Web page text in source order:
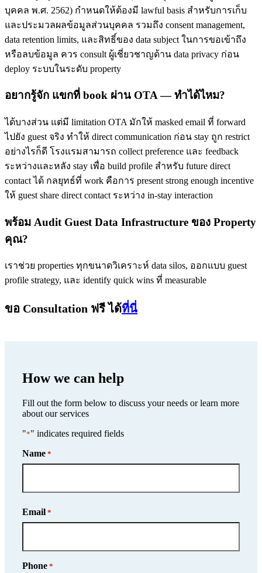
บุคคล พ.ศ. 2562) กำหนดให้ต้องมี lawful basis สำหรับการเก็บ
และประมวลผลข้อมูลส่วนบุคคล รวมถึง consent management,
data retention limits, และสิทธิ์ของ data subject ในการขอเข้าถึง
หรือลบข้อมูล ควร consult ผู้เชี่ยวชาญด้าน data privacy ก่อน
deploy ระบบในระดับ property
อยากรู้จัก แขกที่ book ผ่าน OTA — ทำได้ไหม?
ได้บางส่วน แต่มี limitation OTA มักให้ masked email ที่ forward
ไปยัง guest จริง ทำให้ direct communication ก่อน stay ถูก restrict
อย่างไรก็ดี โรงแรมสามารถ collect preference และ feedback
ระหว่างและหลัง stay เพื่อ build profile สำหรับ future direct
contact ได้ กลยุทธ์ที่ work คือการ present strong enough incentive
ให้ guest share direct contact ระหว่าง in-stay interaction
พร้อม Audit Guest Data Infrastructure ของ Property
คุณ?
เราช่วย properties ทุกขนาดวิเคราะห์ data silos, ออกแบบ guest
profile strategy, และ identify quick wins ที่ measurable
ขอ Consultation ฟรี ได้ที่นี่
How we can help
Fill out the form below to discuss your needs or learn more
about our services
"*" indicates required fields
Name *
Email *
Phone *